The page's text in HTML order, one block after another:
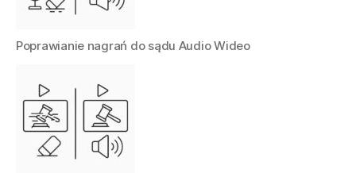
Poprawianie nagrań do sądu Audio Wideo